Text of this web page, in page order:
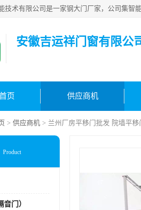
安徽吉运祥门窗有限公
页 供应商机
> 供应商机 > 兰州厂房平移门批发 院墙平移
Product
音门）